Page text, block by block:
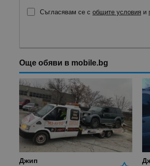
Съгласявам се с общите условия и
Още обяви в mobile.bg
Джип